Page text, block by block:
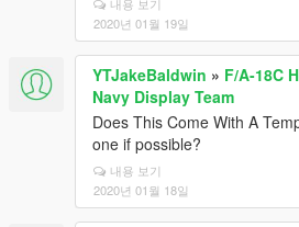
2020년 01월 19일
YTJakeBaldwin » F/A-18C
Navy Display Team
Does This Come With A
one if possible?
내용 보기
2020년 01월 18일